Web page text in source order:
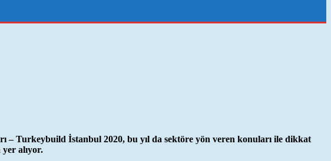
– Turkeybuild İstanbul 2020, bu yıl da sektöre yön veren konuları ile dikkat
alıyor.